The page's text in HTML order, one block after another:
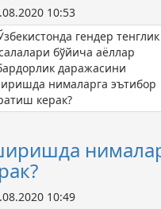
10:53
10:49